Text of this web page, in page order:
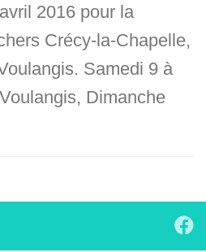
2016 pour la
Crécy-la-Chapelle,
Samedi 9 à
Dimanche